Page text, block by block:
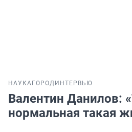
НАУКА ГОРОД ИНТЕРВЬЮ
Валентин Данилов:
нормальная такая